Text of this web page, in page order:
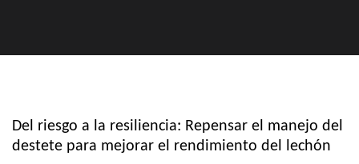
Del riesgo a la resiliencia: Repensar el manejo del
destete para mejorar el rendimiento del lechón